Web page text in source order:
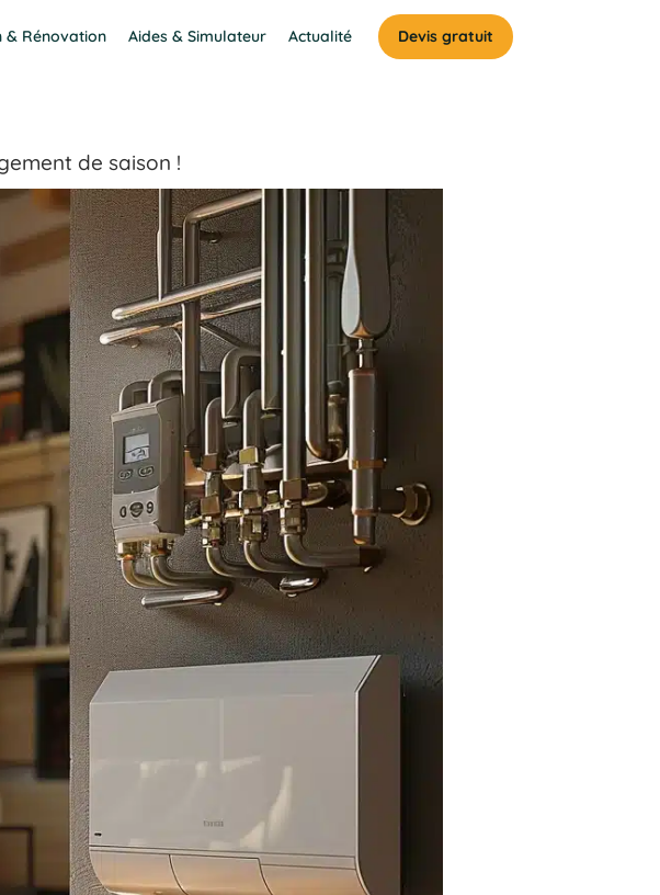
& Rénovation Aides & Simulateur Actualité Devis gratuit
de saison !